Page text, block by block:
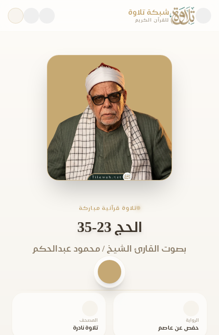
شبكة تلاوة
للقرآن الكريم
تلاوة قرآنية مباركة
الحج 23-35
بصوت القارئ الشيخ / محمود عبدالحكم
الرواية
حفص عن عاصم
المصحف
تلاوة نادرة